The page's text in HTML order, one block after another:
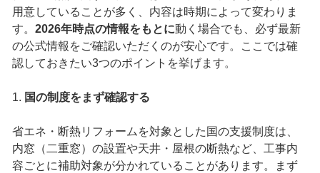
用意していることが多く、内容は時期によって変わりま
す。 2026年時点の情報をもとに動く場合でも、必ず最新
の公式情報をご確認いただくのが安心です。ここでは確
認しておきたい3つのポイントを挙げます。
1. 国の制度をまず確認する
省エネ・断熱リフォームを対象とした国の支援制度は、
内窓（二重窓）の設置や天井・屋根の断熱など、工事内
容ごとに補助対象が分かれていることがあります。まず